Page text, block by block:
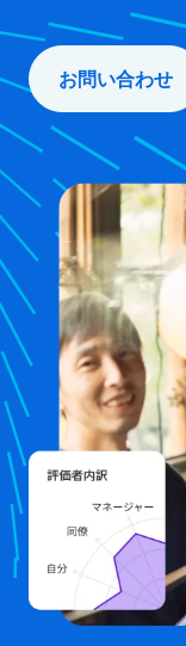
お問い合わせ